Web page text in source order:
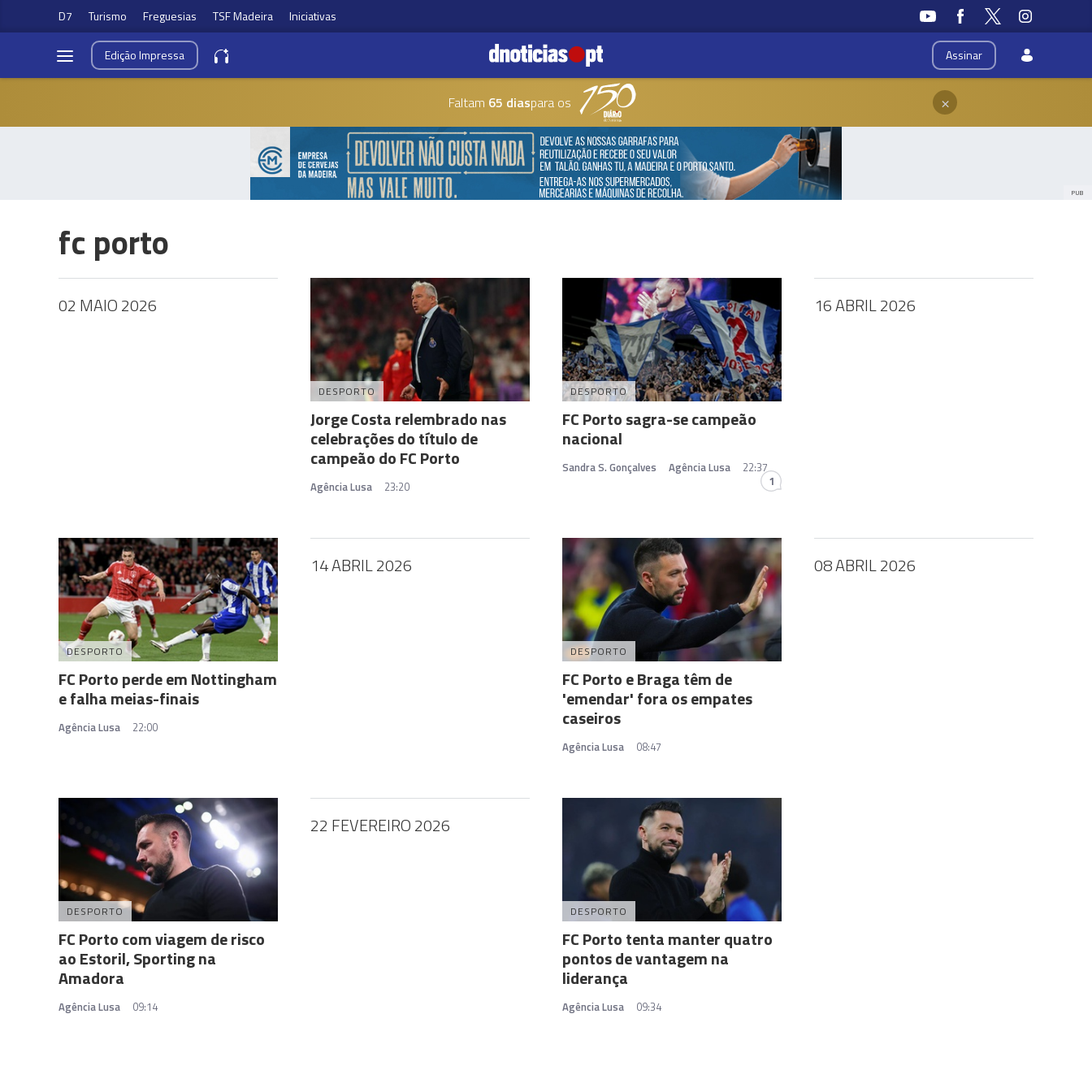
D7 Turismo Freguesias TSF Madeira Iniciativas
Assinar
EdiçãoImpressa
Faltam 65 diaspara os ×
PUB
fc porto
02 MAIO 2026
DESPORTO
Jorge Costa relembrado nas
celebrações do título de
campeão do FC Porto
Agência Lusa 23:20
DESPORTO
FC Porto sagra-se campeão
nacional
Sandra S. Gonçalves Agência Lusa
22:37
1
16 ABRIL 2026
DESPORTO
FC Porto perde em Nottingham
e falha meias-finais
Agência Lusa 22:00
14 ABRIL 2026
DESPORTO
FC Porto e Braga têm de
'emendar' fora os empates
caseiros
Agência Lusa 08:47
08 ABRIL 2026
DESPORTO
FC Porto com viagem de risco
ao Estoril, Sporting na
Amadora
Agência Lusa 09:14
22 FEVEREIRO 2026
DESPORTO
FC Porto tenta manter quatro
pontos de vantagem na
liderança
Agência Lusa 09:34